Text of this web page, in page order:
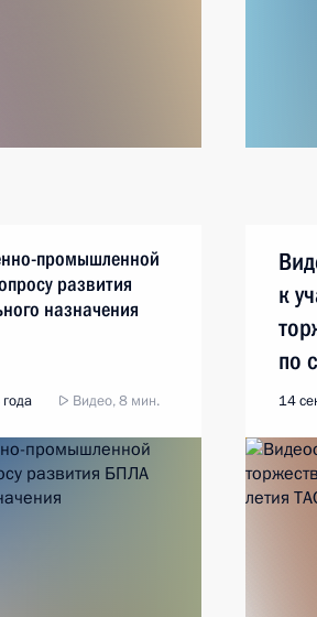
промышленной
развития
назначения
Видео, 8 мин.
к
по
14